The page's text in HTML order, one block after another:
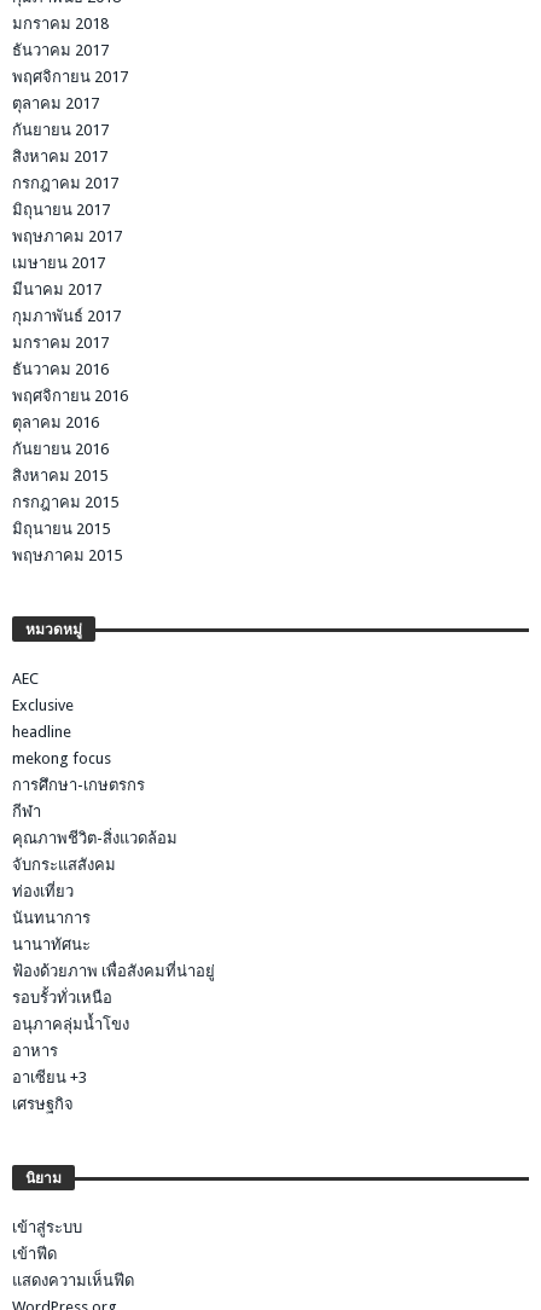
มกราคม 2018
ธันวาคม 2017
พฤศจิกายน 2017
ตุลาคม 2017
กันยายน 2017
สิงหาคม 2017
กรกฎาคม 2017
มิถุนายน 2017
พฤษภาคม 2017
เมษายน 2017
มีนาคม 2017
กุมภาพันธ์ 2017
มกราคม 2017
ธันวาคม 2016
พฤศจิกายน 2016
ตุลาคม 2016
กันยายน 2016
สิงหาคม 2015
กรกฎาคม 2015
มิถุนายน 2015
พฤษภาคม 2015
หมวดหมู่
AEC
Exclusive
headline
mekong focus
การศึกษา-เกษตรกร
กีฬา
คุณภาพชีวิต-สิ่งแวดล้อม
จับกระแสสังคม
ท่องเที่ยว
นันทนาการ
นานาทัศนะ
ฟ้องด้วยภาพ เพื่อสังคมที่น่าอยู่
รอบรั้วทั่วเหนือ
อนุภาคลุ่มน้ำโขง
อาหาร
อาเซียน +3
เศรษฐกิจ
นิยาม
เข้าสู่ระบบ
เข้าฟีด
แสดงความเห็นฟีด